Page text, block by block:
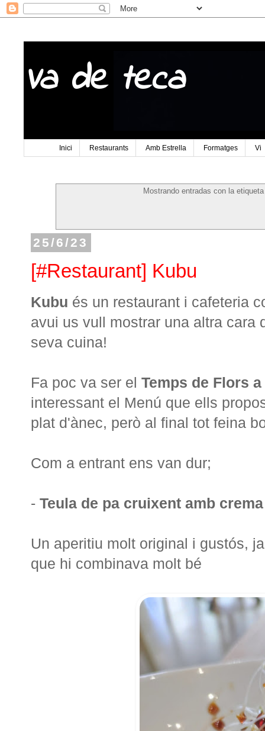
Va de teca
Inici Restaurants Amb Estrella Formatges Vi
Mostrando entradas con la
25/6/23
[#Restaurant] Kubu
Kubu és un restaurant i cafeteria
avui us vull mostrar una altra cara
seva cuina!
Fa poc va ser el Temps de Flors
interessant el Menú que ells
plat d'ànec, però al final tot feina
Com a entrant ens van dur;
- Teula de pa cruixent amb
Un aperitiu molt original i gustós,
que hi combinava molt bé